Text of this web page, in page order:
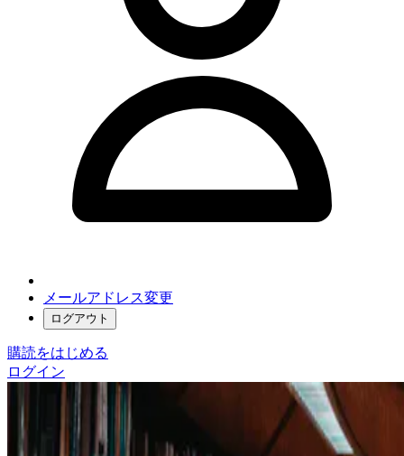
メールアドレス変更
ログアウト
購読をはじめる
ログイン